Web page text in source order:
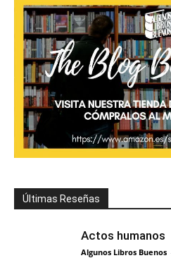
Últimas Reseñas
Actos humanos
Algunos Libros Buenos